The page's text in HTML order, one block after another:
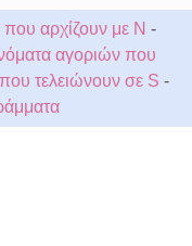
αρχίζουν με N -
αγοριών που
τελειώνουν σε S -